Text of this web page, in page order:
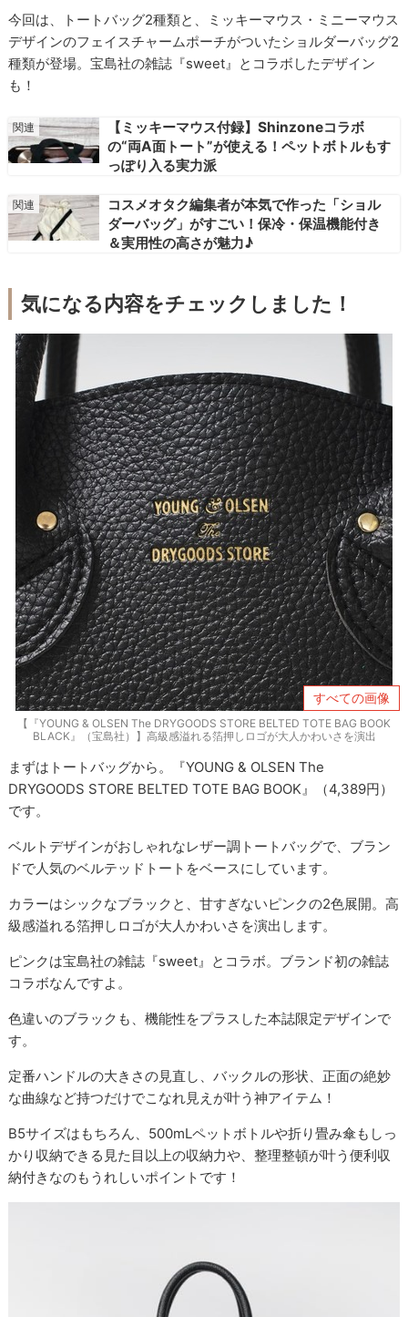
今回は、トートバッグ2種類と、ミッキーマウス・ミニーマウス
デザインのフェイスチャームポーチがついたショルダーバッグ2
種類が登場。宝島社の雑誌『sweet』とコラボしたデザイン
も！
【ミッキーマウス付録】Shinzoneコラボ
の“両A面トート”が使える！ペットボトルもす
っぽり入る実力派
コスメオタク編集者が本気で作った「ショル
ダーバッグ」がすごい！保冷・保温機能付き
＆実用性の高さが魅力♪
気になる内容をチェックしました！
すべての画像
【『YOUNG & OLSEN The DRYGOODS STORE BELTED TOTE BAG BOOK
BLACK』（宝島社）】高級感溢れる箔押しロゴが大人かわいさを演出
まずはトートバッグから。『YOUNG & OLSEN The
DRYGOODS STORE BELTED TOTE BAG BOOK』（4,389円）
です。
ベルトデザインがおしゃれなレザー調トートバッグで、ブラン
ドで人気のベルテッドトートをベースにしています。
カラーはシックなブラックと、甘すぎないピンクの2色展開。高
級感溢れる箔押しロゴが大人かわいさを演出します。
ピンクは宝島社の雑誌『sweet』とコラボ。ブランド初の雑誌
コラボなんですよ。
色違いのブラックも、機能性をプラスした本誌限定デザインで
す。
定番ハンドルの大きさの見直し、バックルの形状、正面の絶妙
な曲線など持つだけでこなれ見えが叶う神アイテム！
B5サイズはもちろん、500mLペットボトルや折り畳み傘もしっ
かり収納できる見た目以上の収納力や、整理整頓が叶う便利収
納付きなのもうれしいポイントです！